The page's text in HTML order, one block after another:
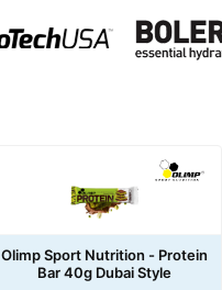
Olimp Sport Nutrition - Protein
Bar 40g Dubai Style